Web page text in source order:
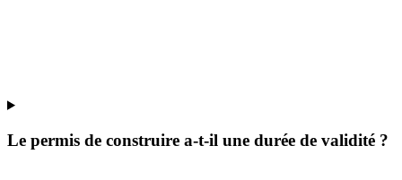
Le permis de construire a-t-il une durée de validité ?